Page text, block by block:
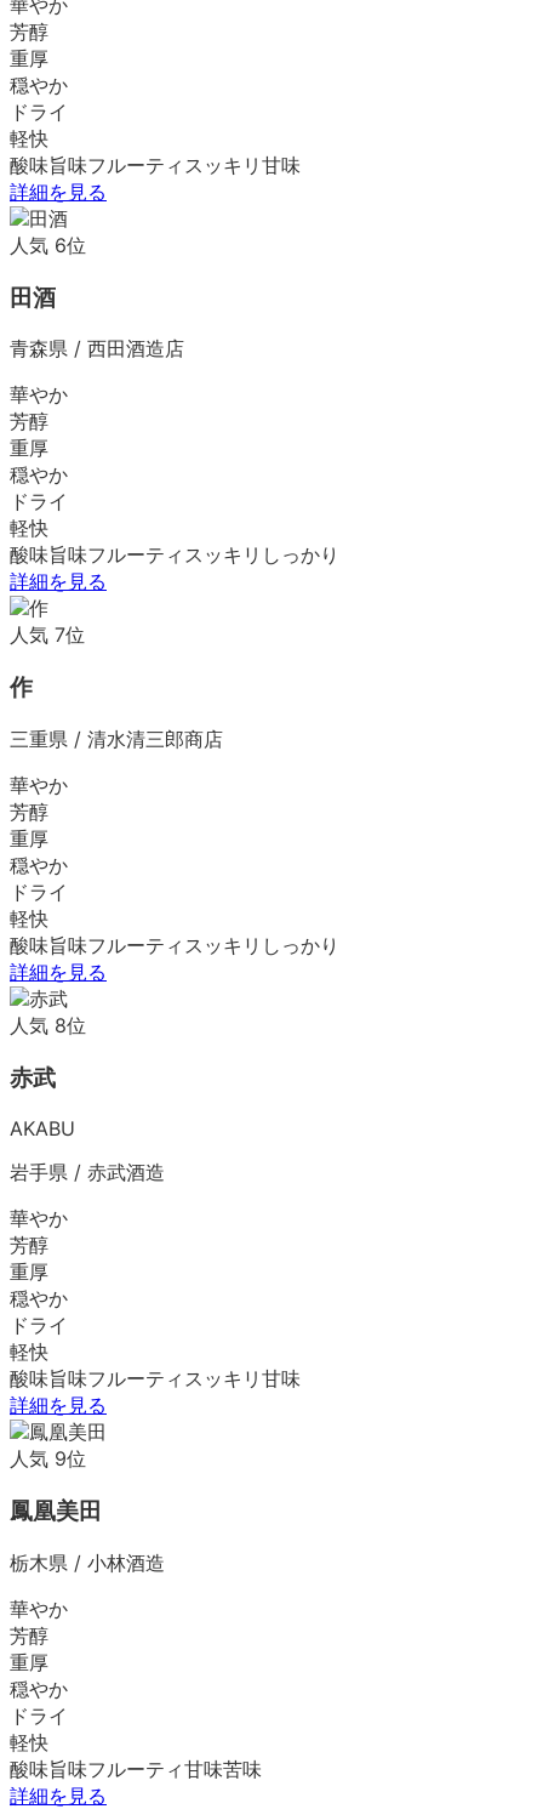
華やか
芳醇
重厚
穏やか
ドライ
軽快
酸味旨味フルーティ スッキリ 甘味
詳細を見る
人気 6位
田酒
青森県 / 西田酒造店
華やか
芳醇
重厚
穏やか
ドライ
軽快
酸味旨味フルーティ スッキリ しっかり
詳細を見る
人気 7位
作
三重県 / 清水清三郎商店
華やか
芳醇
重厚
穏やか
ドライ
軽快
酸味旨味フルーティ スッキリ しっかり
詳細を見る
人気 8位
赤武
AKABU
岩手県 / 赤武酒造
華やか
芳醇
重厚
穏やか
ドライ
軽快
酸味旨味フルーティ スッキリ 甘味
詳細を見る
人気 9位
鳳凰美田
栃木県 / 小林酒造
華やか
芳醇
重厚
穏やか
ドライ
軽快
酸味旨味フルーティ甘味苦味
詳細を見る